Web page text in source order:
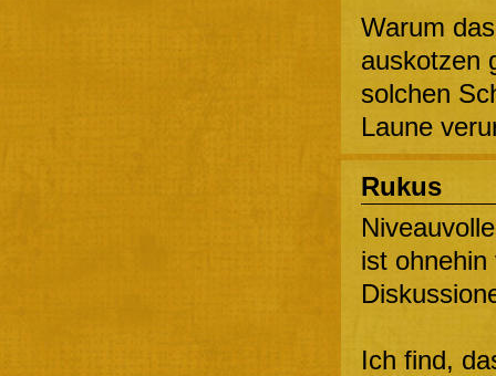
Warum
auskotzen
solchen
Laune
Rukus
ist ohnehin
Ich find,